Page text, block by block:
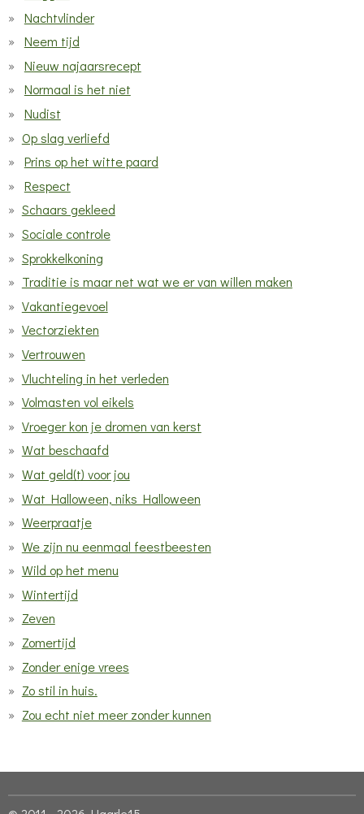
Nachtvlinder
Neem tijd
Nieuw najaarsrecept
Normaal is het niet
Nudist
Op slag verliefd
Prins op het witte paard
Respect
Schaars gekleed
Sociale controle
Sprokkelkoning
Traditie is maar net wat we er van willen maken
Vakantiegevoel
Vectorziekten
Vertrouwen
Vluchteling in het verleden
Volmasten vol eikels
Vroeger kon je dromen van kerst
Wat beschaafd
Wat geld(t) voor jou
Wat Halloween, niks Halloween
Weerpraatje
We zijn nu eenmaal feestbeesten
Wild op het menu
Wintertijd
Zeven
Zomertijd
Zonder enige vrees
Zo stil in huis.
Zou echt niet meer zonder kunnen